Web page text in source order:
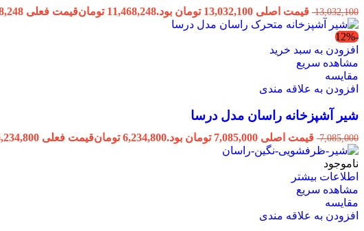
13,032,100 قیمت اصلی 13,032,100 تومان بود. 11,468,248 تومانقیمت فعلی 11,468,248 تومان است.
-12%
افزودن به سبد خرید
مشاهده سریع
مقایسه
افزودن به علاقه مندی
شیر آشپزخانه راسان مدل درسا
7,085,000 قیمت اصلی 7,085,000 تومان بود. 6,234,800 تومانقیمت فعلی 6,234,800 تومان است.
ناموجود
اطلاعات بیشتر
مشاهده سریع
مقایسه
افزودن به علاقه مندی